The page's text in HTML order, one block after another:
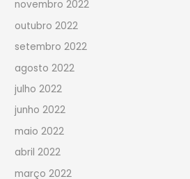
novembro 2022
outubro 2022
setembro 2022
agosto 2022
julho 2022
junho 2022
maio 2022
abril 2022
março 2022